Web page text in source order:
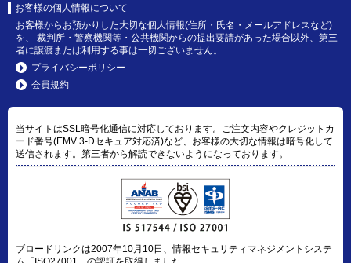
お客様の個人情報について
お客様からお預かりした大切な個人情報(住所・氏名・メールアドレスなど)
を、 裁判所・警察機関等・公共機関からの提出要請があった場合以外、第三
者に譲渡または利用する事は一切ございません。
プライバシーポリシー
会員規約
当サイトはSSL暗号化通信に対応しております。ご注文内容やクレジットカ
ード番号(EMV 3-Dセキュア対応済)など、お客様の大切な情報は暗号化して
送信されます。第三者から解読できないようになっております。
ブロードリンクは2007年10月10日、情報セキュリティマネジメントシステ